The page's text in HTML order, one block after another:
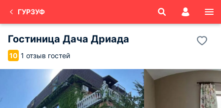
ГУРЗУФ
Гостиница Дача Дриада
10 1 отзыв гостей